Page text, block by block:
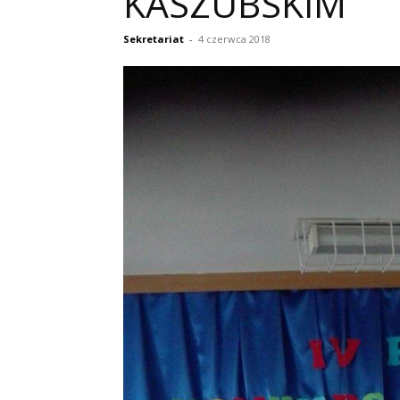
Sekretariat - 4 czerwca 2018